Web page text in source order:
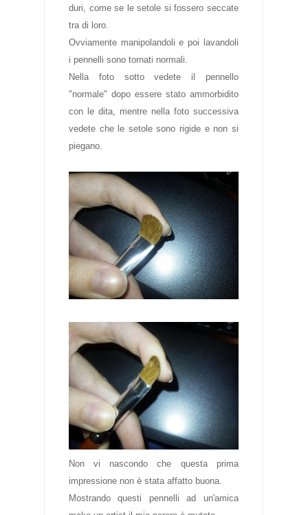
duri, come se le setole si fossero seccate
tra di loro.
Ovviamente manipolandoli e poi lavandoli
i pennelli sono tornati normali.
Nella foto sotto vedete il pennello
"normale" dopo essere stato ammorbidito
con le dita, mentre nella foto successiva
vedete che le setole sono rigide e non si
piegano.
Non vi nascondo che questa prima
impressione non è stata affatto buona.
Mostrando questi pennelli ad un'amica